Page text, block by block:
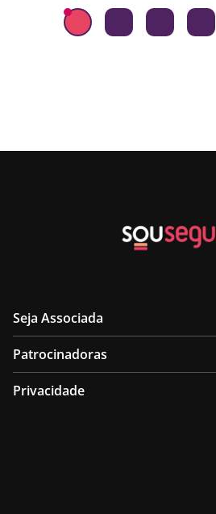
Seja Associada
Patrocinadoras
Privacidade